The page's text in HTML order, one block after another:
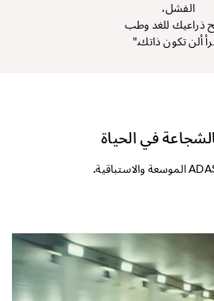
الفشل،
ذراعيك للغد وطب
ألن تكون ذاتك."
في الحياة